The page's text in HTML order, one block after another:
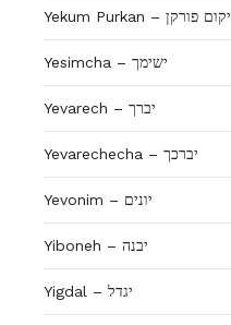
Yekum Purkan – יקום פורקן
Yesimcha – ישימך
Yevarech – יברך
Yevarechecha – יברכך
Yevonim – יונים
Yiboneh – יבנה
Yigdal – יגדל